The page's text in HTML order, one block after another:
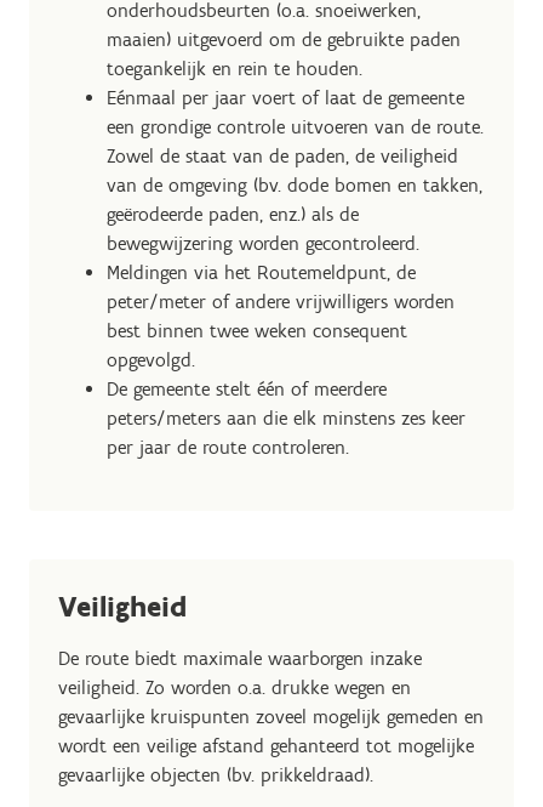
onderhoudsbeurten (o.a. snoeiwerken,
maaien) uitgevoerd om de gebruikte paden
toegankelijk en rein te houden.
Eénmaal per jaar voert of laat de gemeente
een grondige controle uitvoeren van de route.
Zowel de staat van de paden, de veiligheid
van de omgeving (bv. dode bomen en takken,
geërodeerde paden, enz.) als de
bewegwijzering worden gecontroleerd.
Meldingen via het Routemeldpunt, de
peter/meter of andere vrijwilligers worden
best binnen twee weken consequent
opgevolgd.
De gemeente stelt één of meerdere
peters/meters aan die elk minstens zes keer
per jaar de route controleren.
Veiligheid
De route biedt maximale waarborgen inzake
veiligheid. Zo worden o.a. drukke wegen en
gevaarlijke kruispunten zoveel mogelijk gemeden en
wordt een veilige afstand gehanteerd tot mogelijke
gevaarlijke objecten (bv. prikkeldraad).